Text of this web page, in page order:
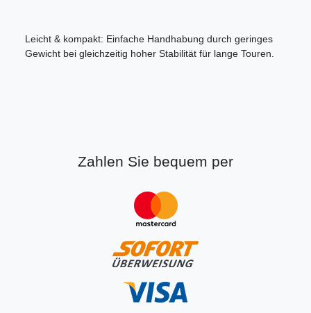
Leicht & kompakt: Einfache Handhabung durch geringes
Gewicht bei gleichzeitig hoher Stabilität für lange Touren.
Zahlen Sie bequem per